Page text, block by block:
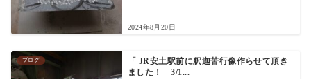
2024年8月20日
ブログ
「 JR安土駅前に釈迦苦行像作らせて頂き
ました！ 3/1...